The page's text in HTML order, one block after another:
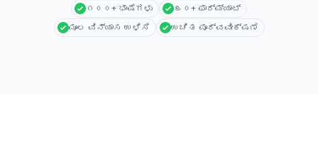
೧೦೦+ ಭಾಷೆಗಳು
೩೦+ ಫಾರ್ಮ್ಯಾಟ್
ಮೂಲ ವಿನ್ಯಾಸ ಉಳಿಸಿ
ಉಚಿತ ಪೂರ್ವವೀಕ್ಷಣೆ